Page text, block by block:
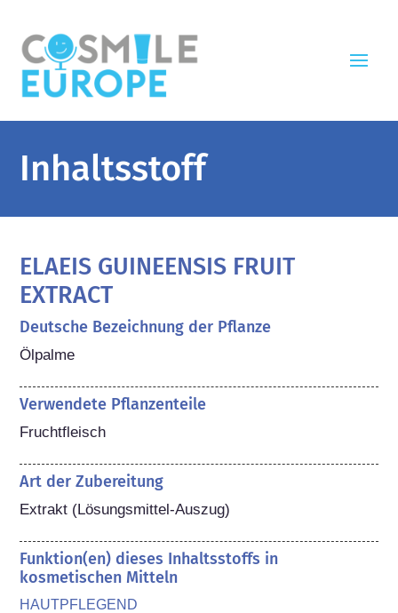
Inhaltsstoff
ELAEIS GUINEENSIS FRUIT
EXTRACT
Deutsche Bezeichnung der Pflanze
Ölpalme
Verwendete Pflanzenteile
Fruchtfleisch
Art der Zubereitung
Extrakt (Lösungsmittel-Auszug)
Funktion(en) dieses Inhaltsstoffs in
kosmetischen Mitteln
HAUTPFLEGEND